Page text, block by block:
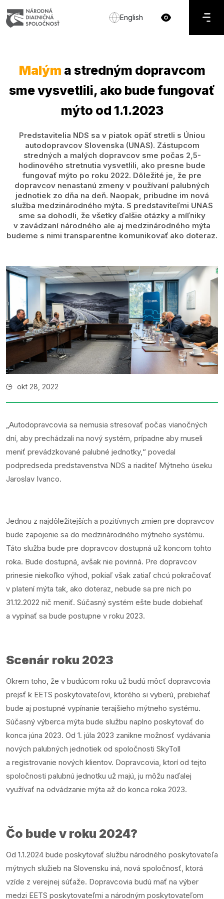
English
Malým a stredným dopravcom
sme vysvetlili, ako bude fungovať
mýto od 1.1.2023
Predstavitelia NDS sa v piatok opäť stretli s Úniou
autodopravcov Slovenska (UNAS). Zástupcom
stredných a malých dopravcov sme počas 2,5-
hodinového stretnutia vysvetlili, ako presne bude
fungovať mýto po roku 2022. Dôležité je, že pre
dopravcov nenastanú zmeny v používaní palubných
jednotiek zo dňa na deň. Naopak, pribudne im nová
služba medzinárodného mýta. S predstaviteľmi UNAS
sme sa dohodli, že všetky ďalšie otázky a míľniky
v zavádzaní národného ale aj medzinárodného mýta
budeme s nimi transparentne komunikovať ako doteraz.
okt 28, 2022
„Autodopravcovia sa nemusia stresovať počas vianočných
dní, aby prechádzali na nový systém, prípadne aby museli
meniť prevádzkované palubné jednotky,“ povedal
podpredseda predstavenstva NDS a riaditeľ Mýtneho úseku
Jaroslav Ivanco.
Jednou z najdôležitejších a pozitívnych zmien pre dopravcov
bude zapojenie sa do medzinárodného mýtneho systému.
Táto služba bude pre dopravcov dostupná už koncom tohto
roka. Bude dostupná, avšak nie povinná. Pre dopravcov
prinesie niekoľko výhod, pokiaľ však zatiaľ chcú pokračovať
v platení mýta tak, ako doteraz, nebude sa pre nich po
31.12.2022 nič meniť. Súčasný systém ešte bude dobiehať
a vypínať sa bude postupne v roku 2023.
Scenár roku 2023
Okrem toho, že v budúcom roku už budú môcť dopravcovia
prejsť k EETS poskytovateľovi, ktorého si vyberú, prebiehať
bude aj postupné vypínanie terajšieho mýtneho systému.
Súčasný výberca mýta bude službu naplno poskytovať do
konca júna 2023. Od 1. júla 2023 zanikne možnosť vydávania
nových palubných jednotiek od spoločnosti SkyToll
a registrovanie nových klientov. Dopravcovia, ktorí od tejto
spoločnosti palubnú jednotku už majú, ju môžu naďalej
využívať na odvádzanie mýta až do konca roka 2023.
Čo bude v roku 2024?
Od 1.1.2024 bude poskytovať službu národného poskytovateľa
mýtnych služieb na Slovensku iná, nová spoločnosť, ktorá
vzíde z verejnej súťaže. Dopravcovia budú mať na výber
medzi EETS poskytovateľmi a národným poskytovateľom